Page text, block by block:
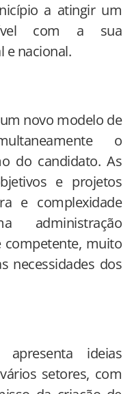
a atingir um
com a sua
e nacional.
novo modelo de
o
do candidato. As
e projetos
e complexidade
administração
competente, muito
necessidades dos
ideias
setores, com